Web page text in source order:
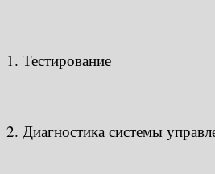
1. Тестирование
2. Диагностика системы